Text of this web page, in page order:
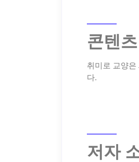
콘텐
취미로 교양은
저자